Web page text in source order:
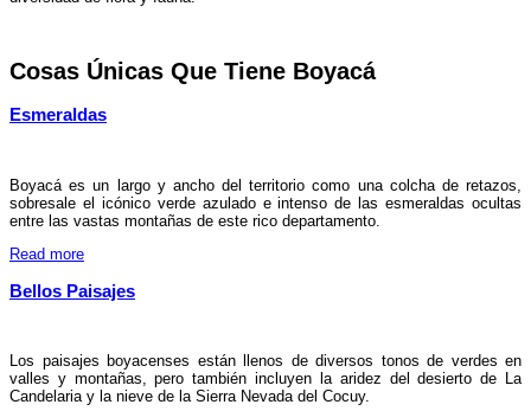
Cosas Únicas Que Tiene Boyacá
Esmeraldas
Boyacá es un largo y ancho del territorio como una colcha de retazos,
sobresale el icónico verde azulado e intenso de las esmeraldas ocultas
entre las vastas montañas de este rico departamento.
Read more
Bellos Paisajes
Los paisajes boyacenses están llenos de diversos tonos de verdes en
valles y montañas, pero también incluyen la aridez del desierto de La
Candelaria y la nieve de la Sierra Nevada del Cocuy.